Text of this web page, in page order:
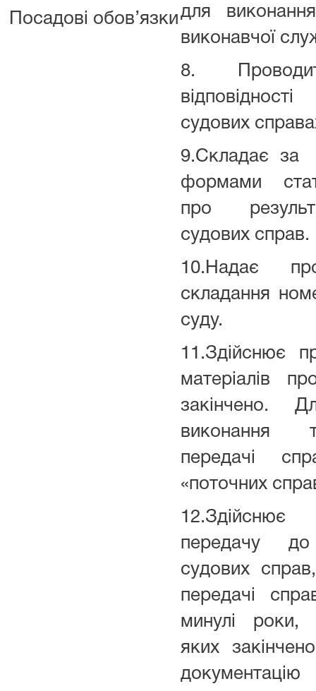
Посадові обов’язкидля
виконавчої
8.
судових
9.Складає за
формами
про
судових справ.
10.Надає
складання
суду.
11.Здійснює
матеріалів
закінчено.
виконання
передачі
«поточних
передачу
судових
передачі
минулі роки,
яких
документацію